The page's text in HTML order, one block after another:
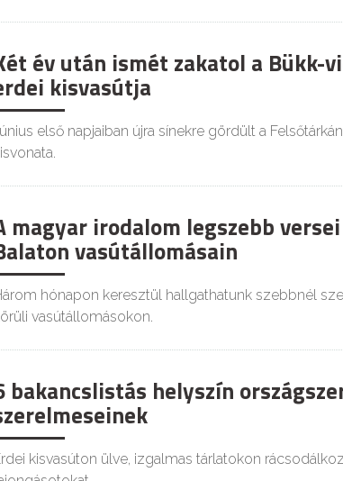
év után ismét zakatol a Bükk-
kisvasútja
első napjaiban újra sínekre gördült a
magyar irodalom legszebb
vasútállomásain
hónapon keresztül hallgathatunk szebbnél
vasútállomásokon.
bakancslistás helyszín
kisvasúton ülve, izgalmas tárlatokon